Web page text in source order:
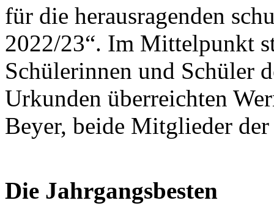
für die herausragenden
2022/23“. Im Mittelpunkt
Schülerinnen und Schüler
Urkunden überreichten
Beyer, beide Mitglieder
Die Jahrgangsbesten